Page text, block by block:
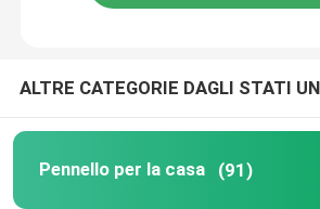
Prodotti
ALTRE CATEGORIE DAGLI STATI
Pennello per la casa (91)